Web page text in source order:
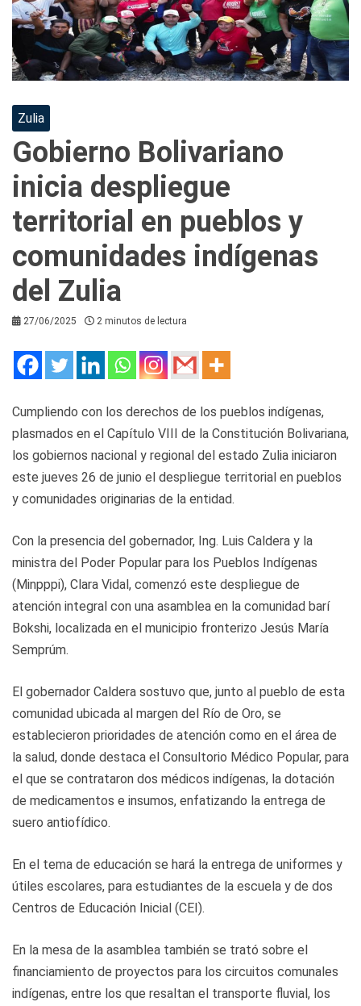
Zulia
Gobierno Bolivariano
inicia despliegue
territorial en pueblos y
comunidades indígenas
del Zulia
27/06/2025 2 minutos de lectura
Cumpliendo con los derechos de los pueblos indígenas,
plasmados en el Capítulo VIII de la Constitución Bolivariana,
los gobiernos nacional y regional del estado Zulia iniciaron
este jueves 26 de junio el despliegue territorial en pueblos
y comunidades originarias de la entidad.
Con la presencia del gobernador, Ing. Luis Caldera y la
ministra del Poder Popular para los Pueblos Indígenas
(Minpppi), Clara Vidal, comenzó este despliegue de
atención integral con una asamblea en la comunidad barí
Bokshi, localizada en el municipio fronterizo Jesús María
Semprúm.
El gobernador Caldera sostuvo que, junto al pueblo de esta
comunidad ubicada al margen del Río de Oro, se
establecieron prioridades de atención como en el área de
la salud, donde destaca el Consultorio Médico Popular, para
el que se contrataron dos médicos indígenas, la dotación
de medicamentos e insumos, enfatizando la entrega de
suero antiofídico.
En el tema de educación se hará la entrega de uniformes y
útiles escolares, para estudiantes de la escuela y de dos
Centros de Educación Inicial (CEI).
En la mesa de la asamblea también se trató sobre el
financiamiento de proyectos para los circuitos comunales
indígenas, entre los que resaltan el transporte fluvial, los